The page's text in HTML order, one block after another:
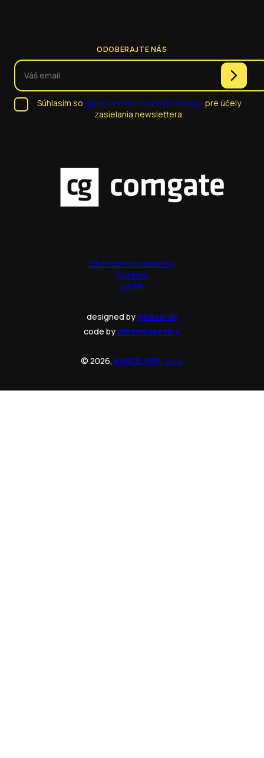
ODOBERAJTE NÁS
Súhlasím so spracúvaním osobných údajovpre účely
zasielania newslettera.
Obchodné podmienky
Cookies
GDPR
designed bywildcards
code bywisdomfactory
© 2026, KANCELARIE, s.r.o.